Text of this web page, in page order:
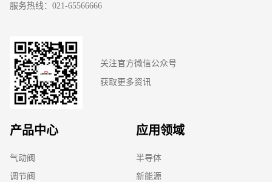
服务热线：021-65566666
关注官方微信公众号
获取更多资讯
产品中心
气动阀
调节阀
应用领域
半导体
新能源